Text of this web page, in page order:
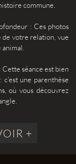
commune.
: Ces photos
votre relation, vue
animal.
Cette séance est bien
c’est une parenthèse
où vous découvrez
+